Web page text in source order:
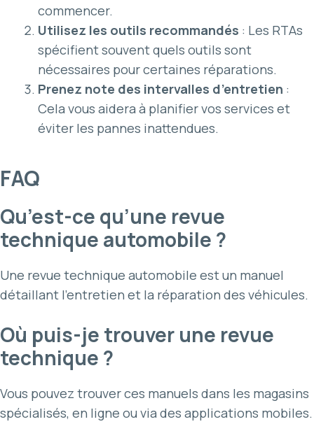
commencer.
Utilisez les outils recommandés : Les RTAs
spécifient souvent quels outils sont
nécessaires pour certaines réparations.
Prenez note des intervalles d’entretien :
Cela vous aidera à planifier vos services et
éviter les pannes inattendues.
FAQ
Qu’est-ce qu’une revue
technique automobile ?
Une revue technique automobile est un manuel
détaillant l’entretien et la réparation des véhicules.
Où puis-je trouver une revue
technique ?
Vous pouvez trouver ces manuels dans les magasins
spécialisés, en ligne ou via des applications mobiles.